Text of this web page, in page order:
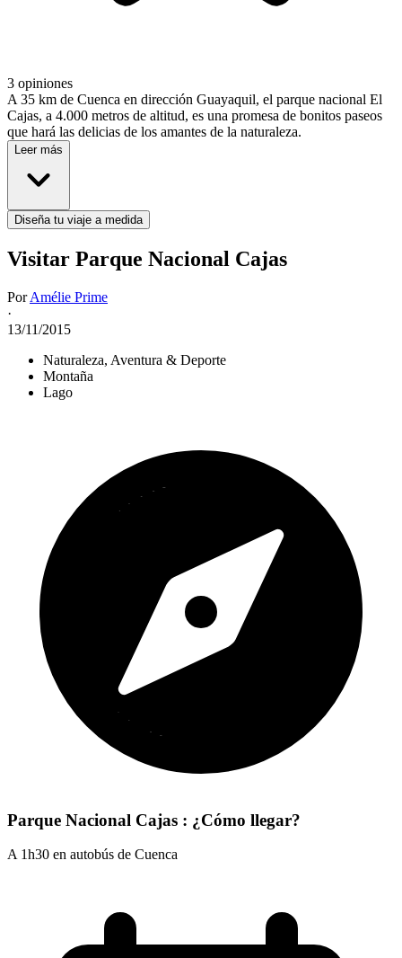
3 opiniones
A 35 km de Cuenca en dirección Guayaquil, el parque nacional El
Cajas, a 4.000 metros de altitud, es una promesa de bonitos paseos
que hará las delicias de los amantes de la naturaleza.
Leer más
Diseña tu viaje a medida
Visitar Parque Nacional Cajas
PorAmélie Prime
·
13/11/2015
Naturaleza, Aventura & Deporte
Montaña
Lago
Parque Nacional Cajas : ¿Cómo llegar?
A 1h30 en autobús de Cuenca